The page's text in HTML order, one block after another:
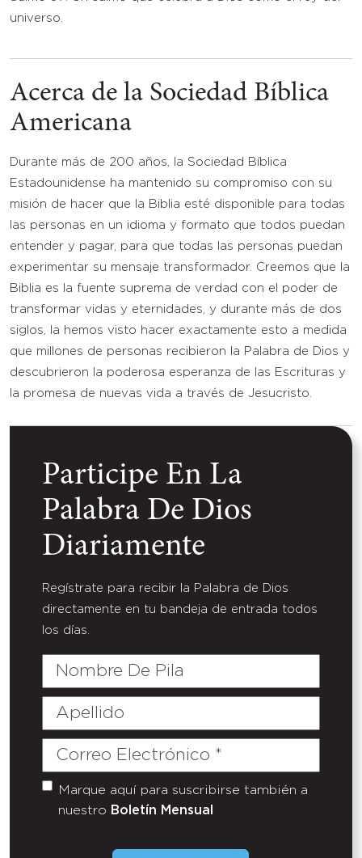
universo.
Acerca de la Sociedad Bíblica
Americana
Durante más de 200 años, la Sociedad Bíblica
Estadounidense ha mantenido su compromiso con su
misión de hacer que la Biblia esté disponible para todas
las personas en un idioma y formato que todos puedan
entender y pagar, para que todas las personas puedan
experimentar su mensaje transformador. Creemos que la
Biblia es la fuente suprema de verdad con el poder de
transformar vidas y eternidades, y durante más de dos
siglos, la hemos visto hacer exactamente esto a medida
que millones de personas recibieron la Palabra de Dios y
descubrieron la poderosa esperanza de las Escrituras y
la promesa de nuevas vida a través de Jesucristo.
Participe En La
Palabra De Dios
Diariamente
Regístrate para recibir la Palabra de Dios
directamente en tu bandeja de entrada todos
los días.
Nombre
Pila
Apellido
Correo
Untitled
Marque aquí para suscribirse también a
nuestro Boletín Mensual